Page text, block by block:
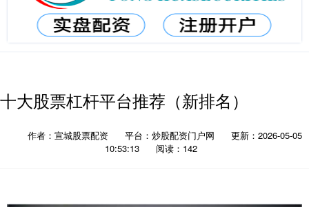
十大股票杠杆平台推荐（新排名）
作者：宣城股票配资 平台：炒股配资门户网
更新：2026-05-05
10:53:13
阅读：142